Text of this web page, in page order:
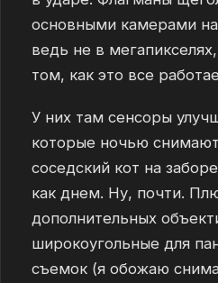
основными камерами на
ведь не в
том, как это все
У них там сенсоры
которые ночью
соседский кот на
как днем. Ну, почти.
дополнительных
широкоугольные для
съемок (я обожаю